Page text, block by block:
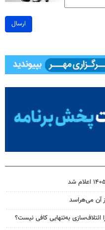
ارسال
آن می‌هراسد
به‌تنهایی کافی نیست؟